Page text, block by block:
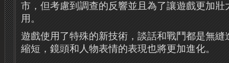
市，但考慮到調查的反響並且為了讓遊戲更加壯
用。
遊戲使用了特殊的新技術，談話和戰鬥都是無縫
縮短，鏡頭和人物表情的表現也將更加進化。